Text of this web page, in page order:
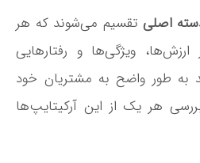
تقسیم می‌شوند که هر
ویژگی‌ها و رفتارهایی
به طور واضح به مشتریان خود
هر یک از این آرکیتایپ‌ها